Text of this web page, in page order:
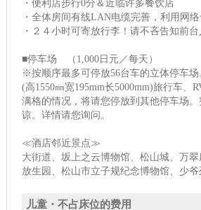
・便利店步行0分＆近临许多餐饮店
・全体房间有线LAN电缆完善，利用网络
・２４小时可寄放行李！请不吝告知前
■停车场 （1,000日元／每天）
※按顺序最多可停放56台车的立体停车场
(高1550㎜宽195mm长5000mm)旅行车、
满格的情况，将请您停放到其他停车场
谅。详情请您询问。
≪酒店邻近景点≫
大街道、坂上之云博物馆、松山城、万翠
放生园、松山市立子规纪念博物馆、少爷
儿童・不占床位的费用